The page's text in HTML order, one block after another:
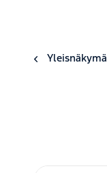
Yleisnäkymä